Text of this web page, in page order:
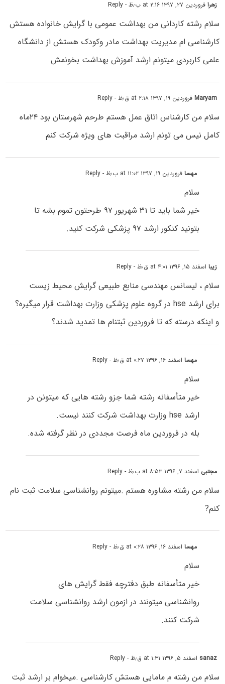
زهرافروردین ۲۷, ۱۳۹۷ at ۲:۱۶ ب٫ظ - Reply
سلام رشته کاردانی من بهداشت عمومی با گرایش خانواده هستش
کارشناسی ام مدیریت بهداشت مادر وکودک هستش از دانشگاه
علمی کاربردی میتونم ارشد آموزش بهداشت بخونمش
Maryamفروردین ۱۹, ۱۳۹۷ at ۲:۱۸ ق٫ظ - Reply
سلام من کارشناس اتاق عمل هستم طرحم شهرستان بود ۲۴ماه
کامل نیس می تونم ارشد مراقبت های ویژه شرکت کنم
مهسافروردین ۱۹, ۱۳۹۷ at ۱۱:۰۲ ب٫ظ - Reply
سلام
خیر شما باید تا ۳۱ شهریور ۹۷ طرحتون تموم بشه تا
بتونید کنکور ارشد ۹۷ پزشکی شرکت کنید.
زیبااسفند ۱۵, ۱۳۹۶ at ۴:۰۱ ق٫ظ - Reply
سلام ، لیسانس مهندسی منابع طبیعی گرایش محیط زیست
برای ارشد hse در گروه علوم پزشکی وزارت بهداشت قرار میگیره؟
و اینکه درسته که تا فروردین ثبتنام ها تمدید شدند؟
مهسااسفند ۱۶, ۱۳۹۶ at ۰:۲۷ ق٫ظ - Reply
سلام
خیر متأسفانه رشته شما جزو رشته هایی که میتونن در
ارشد hse وزارت بهداشت شرکت کنند نیست.
بله در فروردین ماه فرصت مجددی در نظر گرفته شده.
مجتبی اسفند ۷, ۱۳۹۶ at ۸:۵۳ ب٫ظ - Reply
سلام من رشته مشاوره هستم .میتونم روانشناسی سلامت ثبت نام
کنم?
مهسااسفند ۱۶, ۱۳۹۶ at ۰:۲۸ ق٫ظ - Reply
سلام
خیر متأسفانه طبق دفترچه فقط گرایش های
روانشناسی میتونند در ازمون ارشد روانشناسی سلامت
شرکت کنند.
sanaz اسفند ۵, ۱۳۹۶ at ۱:۳۱ ق٫ظ - Reply
سلام من رشته م مامایی هستش کارشناسی .میخوام بر ارشد ثبت